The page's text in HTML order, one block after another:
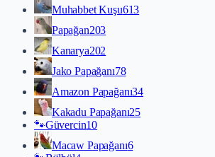
Muhabbet Kuşu613
Papağan203
Kanarya202
Jako Papağanı78
Amazon Papağanı34
Kakadu Papağanı25
🐾Güvercin10
Macaw Papağanı6